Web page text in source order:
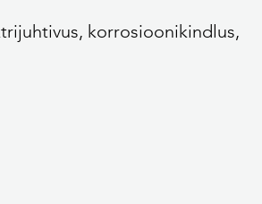
korrosioonikindlus,